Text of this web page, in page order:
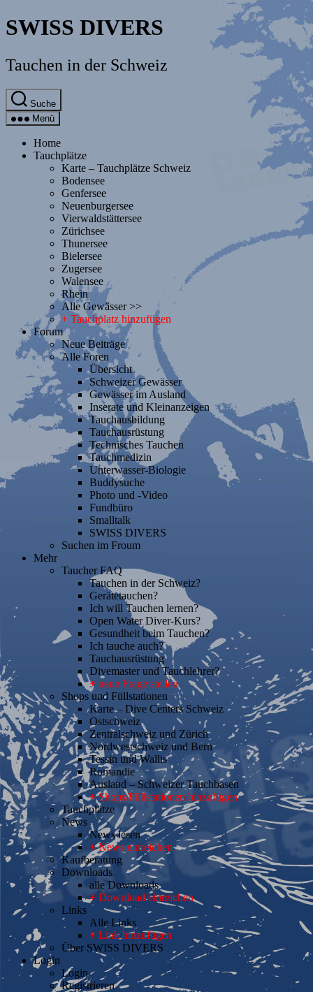
Direkt
zum
wechseln
SWISS DIVERS
Tauchen in der Schweiz
Suche
Menü
Home
Tauchplätze
Karte – Tauchplätze Schweiz
Bodensee
Genfersee
Neuenburgersee
Vierwaldstättersee
Zürichsee
Thunersee
Bielersee
Zugersee
Walensee
Rhein
Alle Gewässer >>
+ Tauchplatz hinzufügen
Forum
Neue Beiträge
Alle Foren
Übersicht
Schweizer Gewässer
Gewässer im Ausland
Inserate und Kleinanzeigen
Tauchausbildung
Tauchausrüstung
Technisches Tauchen
Tauchmedizin
Unterwasser-Biologie
Buddysuche
Photo und -Video
Fundbüro
Smalltalk
SWISS DIVERS
Suchen im Froum
Mehr
Taucher FAQ
Tauchen in der Schweiz?
Gerätetauchen?
Ich will Tauchen lernen?
Open Water Diver-Kurs?
Gesundheit beim Tauchen?
Ich tauche auch?
Tauchausrüstung
Divemaster und Tauchlehrer?
+ neue Frage stellen
Shops und Füllstationen
Karte – Dive Centers Schweiz
Ostschweiz
Zentralschweiz und Zürich
Nordwestschweiz und Bern
Tessin und Wallis
Romandie
Ausland – Schweizer Tauchbasen
+ Shops/Füllstationen hinzufügen
Tauchplätze
News
News lesen
+ News einreichen
Kaufberatung
Downloads
alle Downloads
+ Download einreichen
Links
Alle Links
+ Link hinzufügen
Über SWISS DIVERS
Login
Login
Registrieren